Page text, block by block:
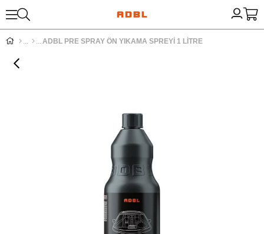
ADBL PRE SPRAY ÖN YIKAMA SPREYİ 1 LİTRE